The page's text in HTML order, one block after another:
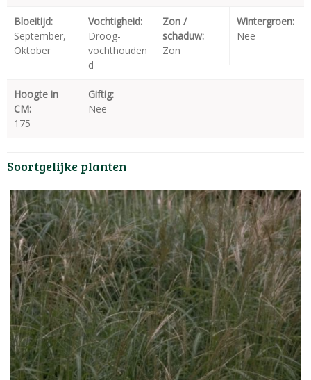
Bloeitijd:
September,
Oktober
Vochtigheid:
Droog-
vochthouden
d
Zon /
schaduw:
Zon
Wintergroen:
Nee
Hoogte in
CM:
175
Giftig:
Nee
Soortgelijke planten